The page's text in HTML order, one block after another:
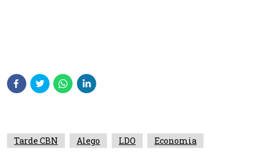
Tarde CBN Alego LDO Economia